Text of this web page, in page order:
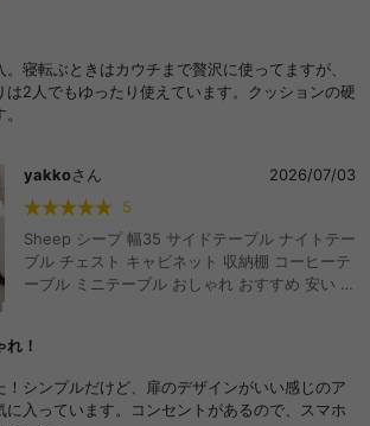
寝転ぶときはカウチまで贅沢に使ってますが、
は2人でもゆったり使えています。クッションの硬
yakkoさん
2026/07/03
5
Sheep シープ 幅35 サイドテーブル ナイトテー
ブル チェスト キャビネット 収納棚 コーヒーテ
ーブル ミニテーブル おしゃれ おすすめ 安い 扉
ム 省スペース かわいい 一人暮らし 寝室 リビン
ーム 隠す 高級感
！
！シンプルだけど、扉のデザインがいい感じのア
に入っています。コンセントがあるので、スマホ